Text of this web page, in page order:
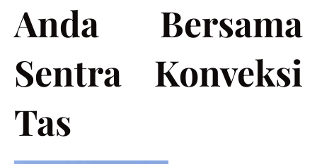
Anda Bersama
Sentra Konveksi
Tas